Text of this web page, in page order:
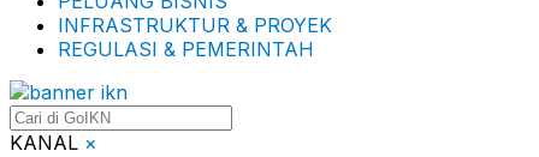
INFRASTRUKTUR & PROYEK
REGULASI & PEMERINTAH
KANAL ×